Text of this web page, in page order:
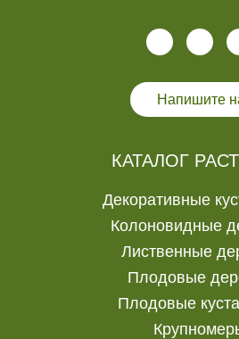
Напишите
КАТАЛОГ
Декоративные
Колоновидные
Лиственные
Плодовые
Плодовые